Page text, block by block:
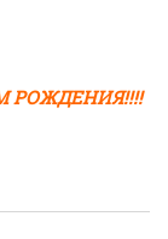
РОЖДЕНИЯ!!!!